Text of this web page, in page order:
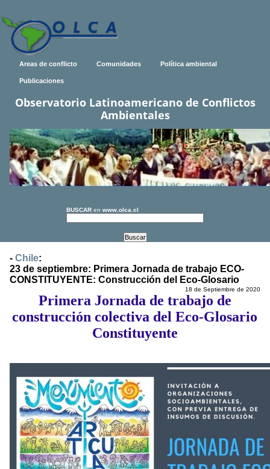
Areas de conflicto Comunidades Política ambiental
Publicaciones
Observatorio Latinoamericano de Conflictos
Ambientales
BUSCAR en www.olca.cl
- Chile:
23 de septiembre: Primera Jornada de trabajo ECO-
CONSTITUYENTE: Construcción del Eco-Glosario
18 de Septiembre de 2020
Primera Jornada de trabajo de
construcción colectiva del Eco-Glosario
Constituyente